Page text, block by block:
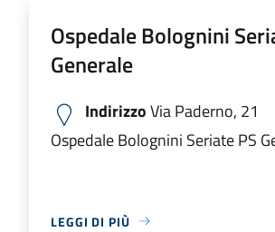
Ospedale Bolognini
Generale
IndirizzoVia Paderno, 21
Ospedale Bolognini Seriate PS
LEGGI DI PIÙ